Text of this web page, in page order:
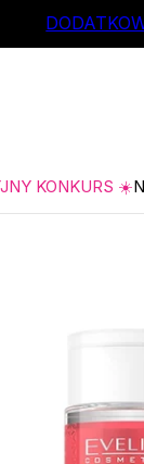
KONKURS ☀️